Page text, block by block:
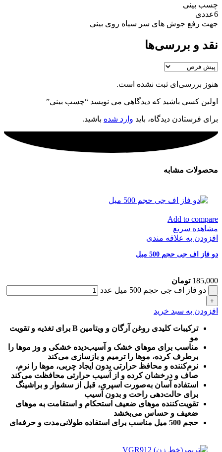
چسب بینی
6عددی
جهت رفع جوش های سر سیاه روی بینی
نقد و بررسی‌ها
هنوز بررسی‌ای ثبت نشده است.
اولین کسی باشید که دیدگاهی می نویسد “چسب بینی”
برای فرستادن دیدگاه، باید وارد شده باشید.
محصولات مشابه
Add to compare
مشاهده سریع
افزودن به علاقه مندی
دو فاز اف جی حجم 500 میل
185,000 تومان
دو فاز اف جی حجم 500 میل عدد
افزودن به سبد خرید
ترکیبات کلیدی روغن آرگان و ویتامین B برای تغذیه و تقویت
مو
مناسب برای موهای خشک و آسیب‌دیده خشکی و وز موها را
برطرف کرده، موها را ترمیم و بازسازی می‌کند
نرم‌کننده و محافظ حرارتی بدون ایجاد چربی، موها را نرم،
صاف و درخشان کرده و از آسیب حرارتی محافظت می‌کند
استفاده آسان به‌صورت اسپری، قبل از سشوار و براشینگ
برای حالت‌دهی راحت و بدون آسیب
تقویت‌کننده موهای ضعیف استحکام و استقامت به موهای
ضعیف و حساس می‌بخشد
حجم 500 میل مناسب برای استفاده طولانی‌مدت و حرفه‌ای